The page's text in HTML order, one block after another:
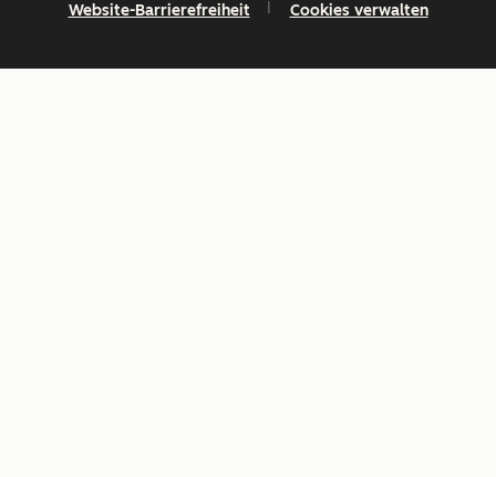
Website-Barrierefreiheit Cookies verwalten